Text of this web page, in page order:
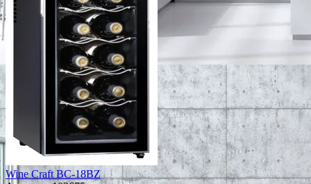
Wine Craft BC-18BZ